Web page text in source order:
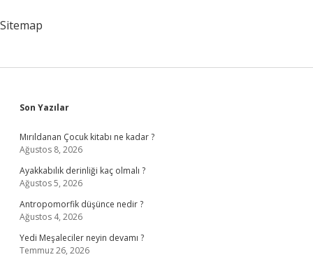
Sitemap
Sidebar
Son Yazılar
Mırıldanan Çocuk kitabı ne kadar ?
Ağustos 8, 2026
Ayakkabılık derinliği kaç olmalı ?
Ağustos 5, 2026
Antropomorfik düşünce nedir ?
Ağustos 4, 2026
Yedi Meşaleciler neyin devamı ?
Temmuz 26, 2026